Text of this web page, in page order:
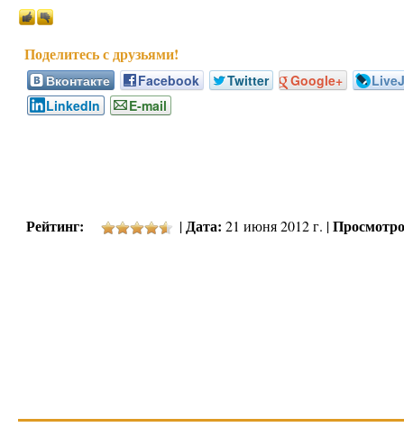
Вконтакте Facebook Twitter Google+
LinkedIn
E-mail
Рейтинг: | Дата: 21 июня 2012 г. |